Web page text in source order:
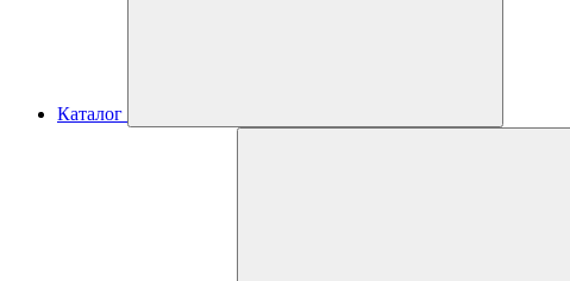
Каталог